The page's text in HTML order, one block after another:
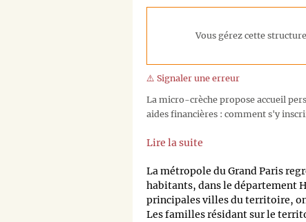
Vous gérez cette
⚠️ Signaler une erreur
La micro-crèche propose accueil
aides financières : comment s'y
Lire la suite
La métropole du Grand Paris
habitants, dans le département
principales villes du territoire,
Les familles résidant sur le